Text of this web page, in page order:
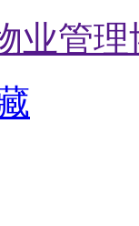
业管理